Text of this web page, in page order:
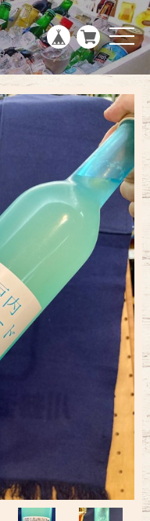
t
o
g
g
e
n
a
v
i
a
t
i
o
g
l
e
n
a
v
i
a
t
i
o